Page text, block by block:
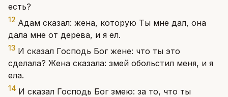
есть?
12 Адам сказал: жена, которую Ты мне дал, она
дала мне от дерева, и я ел.
13 И сказал Господь Бог жене: что ты это
сделала? Жена сказала: змей обольстил меня, и я
ела.
14 И сказал Господь Бог змею: за то, что ты